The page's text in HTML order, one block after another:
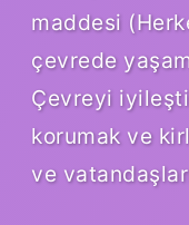
maddesi
çevrede
Çevreyi
korumak ve
ve